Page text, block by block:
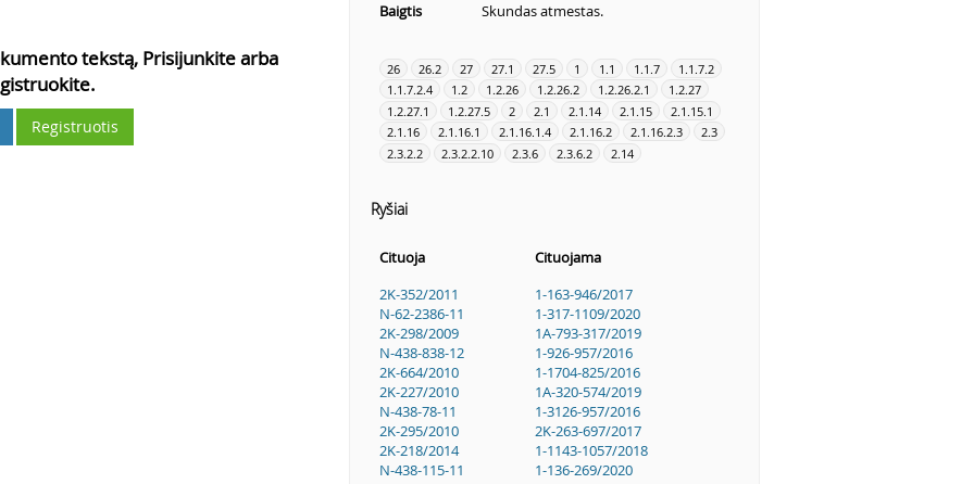
tekstą, Prisijunkite arba
Registruotis
Baigtis
Skundas atmestas.
26 26.2 27 27.1 27.5 1 1.1 1.1.7
1.1.7.2
1.1.7.2.4
1.2 1.2.26 1.2.26.2 1.2.26.2.1
1.2.27
1.2.27.1
1.2.27.5 2 2.1 2.1.14 2.1.15
2.1.15.1
2.1.16
2.1.16.1 2.1.16.1.4 2.1.16.2 2.1.16.2.3
2.3
2.3.2.2
2.3.2.2.10 2.3.6 2.3.6.2 2.14
Ryšiai
Cituoja
Cituojama
2K-352/2011
N-62-2386-11
2K-298/2009
N-438-838-12
2K-664/2010
2K-227/2010
N-438-78-11
2K-295/2010
2K-218/2014
N-438-115-11
1-163-946/2017
1-317-1109/2020
1A-793-317/2019
1-926-957/2016
1-1704-825/2016
1A-320-574/2019
1-3126-957/2016
2K-263-697/2017
1-1143-1057/2018
1-136-269/2020